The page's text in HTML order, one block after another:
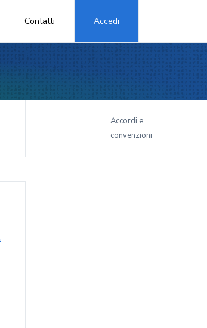
Contatti Accedi
Accordi e
convenzioni